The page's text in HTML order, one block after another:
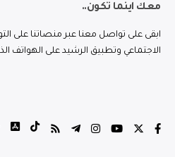
معك اينما تكون..
ابقى على تواصل معنا عبر منصاتنا على
الاجتماعي وتطبيق الرشيد على الهواتف